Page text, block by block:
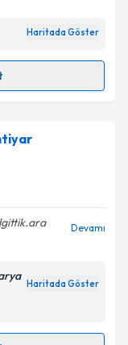
Haritada Göster
takvimi talebi
almanız için bir
Aydınlatma
Devamı
Haritada Göster